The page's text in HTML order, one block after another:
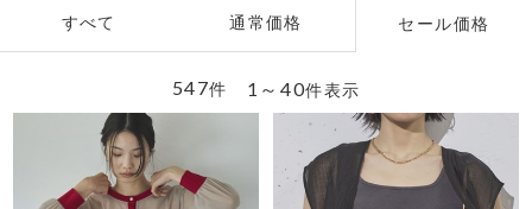
すべて 通常価格 セール価格
1～40件表示
547件